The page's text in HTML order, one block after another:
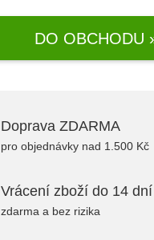
DO OBCHODU
Doprava ZDARMA
pro objednávky nad 1.500 Kč
Vrácení zboží do 14 dní
zdarma a bez rizika